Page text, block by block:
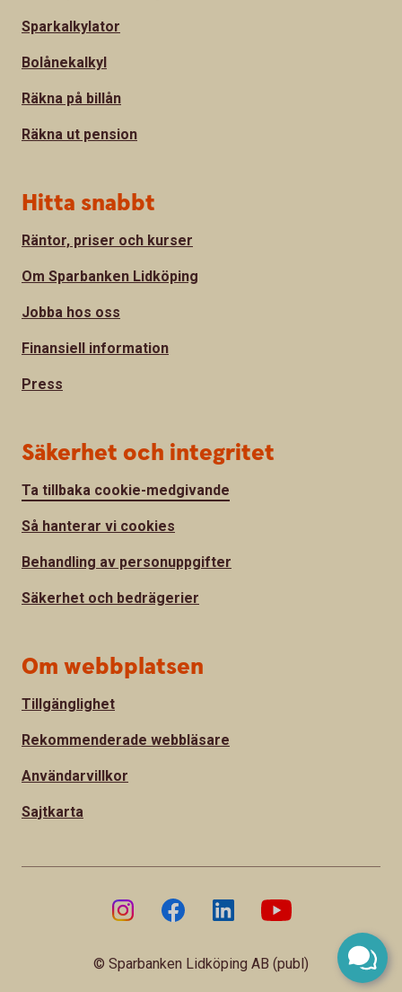
Sparkalkylator
Bolånekalkyl
Räkna på billån
Räkna ut pension
Hitta snabbt
Räntor, priser och kurser
Om Sparbanken Lidköping
Jobba hos oss
Finansiell information
Press
Säkerhet och integritet
Ta tillbaka cookie-medgivande
Så hanterar vi cookies
Behandling av personuppgifter
Säkerhet och bedrägerier
Om webbplatsen
Tillgänglighet
Rekommenderade webbläsare
Användarvillkor
Sajtkarta
© Sparbanken Lidköping AB (publ)